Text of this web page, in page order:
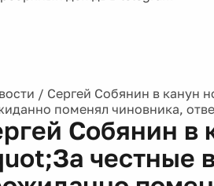
/ Сергей Собянин в канун
поменял чиновника,
Собянин в
честные